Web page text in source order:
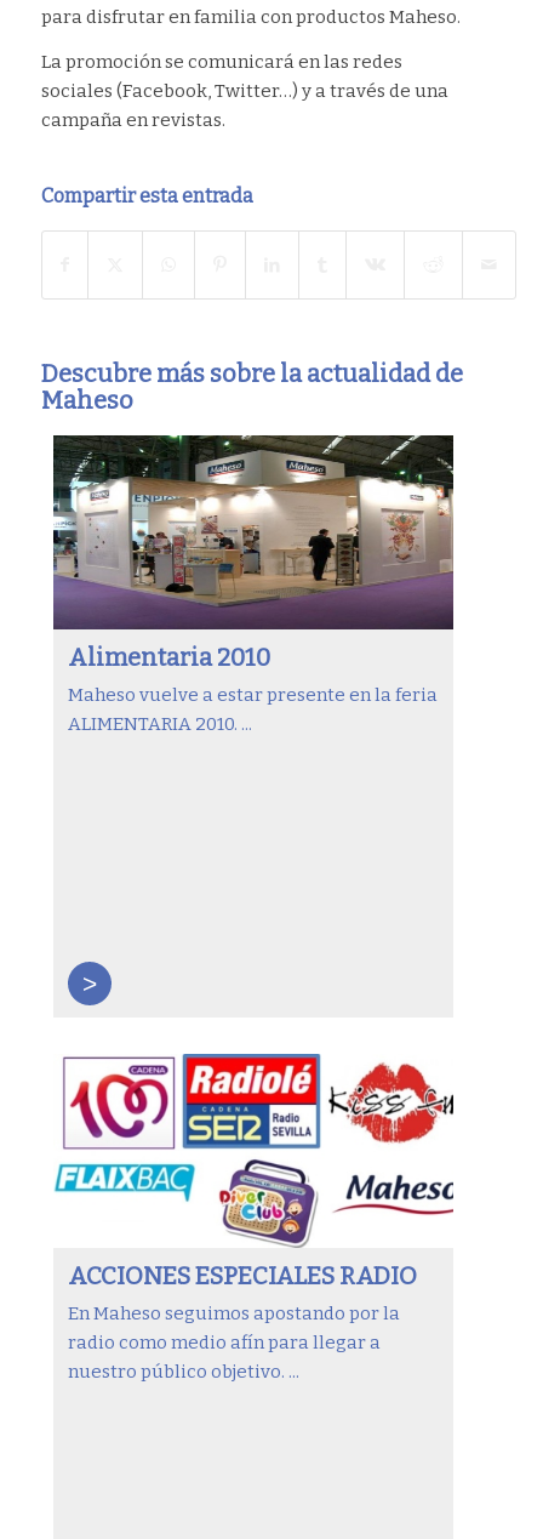
para disfrutar en familia con productos Maheso.
La promoción se comunicará en las redes
sociales (Facebook, Twitter…) y a través de una
campaña en revistas.
Compartir esta entrada
Descubre más sobre la actualidad de
Maheso
Alimentaria 2010
Maheso vuelve a estar presente en la feria
ALIMENTARIA 2010. ...
>
ACCIONES ESPECIALES RADIO
En Maheso seguimos apostando por la
radio como medio afín para llegar a
nuestro público objetivo. ...